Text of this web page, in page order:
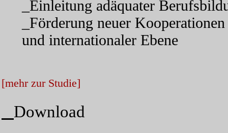
_Einleitung adäquater
_Förderung neuer
und internationaler Ebene
[mehr zur Studie]
Download